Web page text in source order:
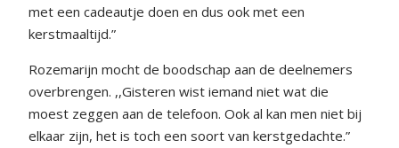
met een cadeautje doen en dus ook met een
kerstmaaltijd.”
Rozemarijn mocht de boodschap aan de deelnemers
overbrengen. ,,Gisteren wist iemand niet wat die
moest zeggen aan de telefoon. Ook al kan men niet bij
elkaar zijn, het is toch een soort van kerstgedachte.”